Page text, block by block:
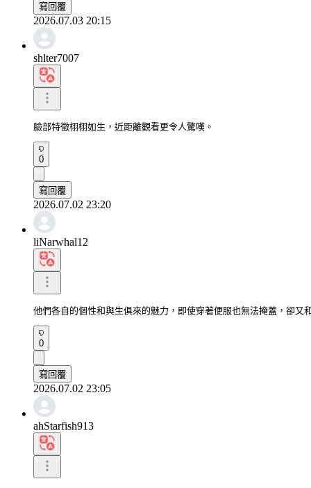
寫回覆
2026.07.03 20:15
shlter7007
臉部特徵栩栩如生，近距離觀看更令人驚嘆。
0
寫回覆
2026.07.02 23:20
liNarwhal12
他們各自的個性和與生俱來的魅力，即使穿著便服也無法掩蓋，卻又
0
寫回覆
2026.07.02 23:05
ahStarfish913